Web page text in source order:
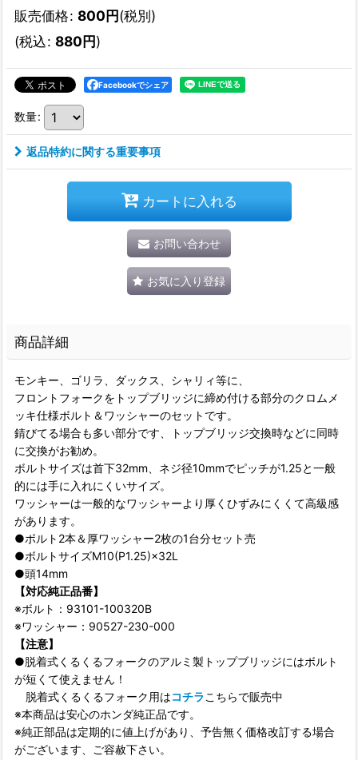
販売価格: 800円(税別)
(税込: 880円)
Facebookでシェア
数量:
返品特約に関する重要事項
カートに入れる
お問い合わせ
お気に入り登録
商品詳細
モンキー、ゴリラ、ダックス、シャリィ等に、
フロントフォークをトップブリッジに締め付ける部分のクロムメ
ッキ仕様ボルト＆ワッシャーのセットです。
錆びてる場合も多い部分です、トップブリッジ交換時などに同時
に交換がお勧め。
ボルトサイズは首下32mm、ネジ径10mmでピッチが1.25と一般
的には手に入れにくいサイズ。
ワッシャーは一般的なワッシャーより厚くひずみにくくて高級感
があります。
●ボルト2本＆厚ワッシャー2枚の1台分セット売
●ボルトサイズM10(P1.25)×32L
●頭14mm
【対応純正品番】
※ボルト：93101-100320B
※ワッシャー：90527-230-000
【注意】
●脱着式くるくるフォークのアルミ製トップブリッジにはボルト
が短くて使えません！
脱着式くるくるフォーク用はコチラこちらで販売中
※本商品は安心のホンダ純正品です。
※純正部品は定期的に値上げがあり、予告無く価格改訂する場合
がございます、ご容赦下さい。